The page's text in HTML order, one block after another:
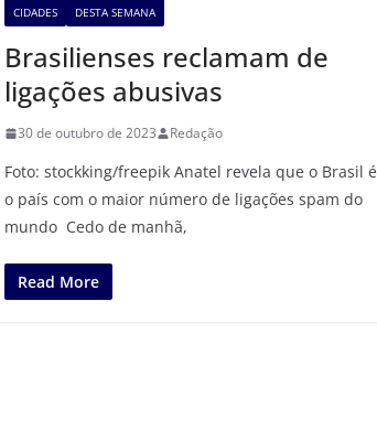
CIDADES DESTA SEMANA
Brasilienses reclamam de
ligações abusivas
30 de outubro de 2023 Redação
Foto: stockking/freepik Anatel revela que o Brasil é
o país com o maior número de ligações spam do
mundo Cedo de manhã,
Read More